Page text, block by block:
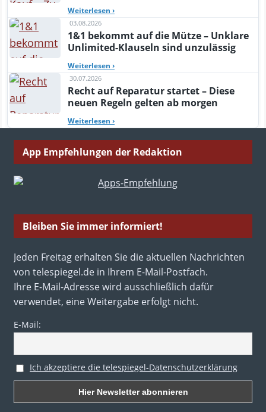
Weiterlesen ›
03.08.2026
1&1 bekommt auf die Mütze – Unklare
Unlimited-Klauseln sind unzulässig
Weiterlesen ›
30.07.2026
Recht auf Reparatur startet – Diese
neuen Regeln gelten ab morgen
Weiterlesen ›
App Empfehlungen der Redaktion
Bleiben Sie immer informiert!
Jeden Freitag erhalten Sie die aktuellen Nachrichten
von telespiegel.de in Ihrem E-Mail-Postfach.
Ihre E-Mail-Adresse wird ausschließlich dafür
verwendet, eine Weitergabe erfolgt nicht.
E-Mail:
Ich akzeptiere die telespiegel-Datenschutzerklärung